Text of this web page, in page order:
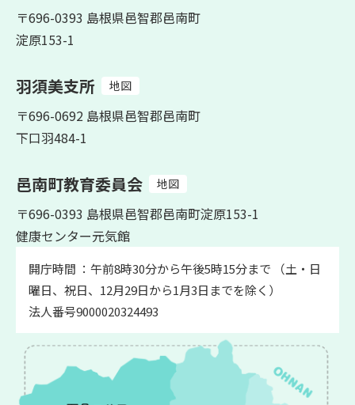
〒696-0393 島根県邑智郡邑南町
淀原153-1
羽須美支所 地図
〒696-0692 島根県邑智郡邑南町
下口羽484-1
邑南町教育委員会 地図
〒696-0393 島根県邑智郡邑南町淀原153-1
健康センター元気館
開庁時間 ：午前8時30分から午後5時15分まで （土・日
曜日、祝日、12月29日から1月3日までを除く）
法人番号9000020324493